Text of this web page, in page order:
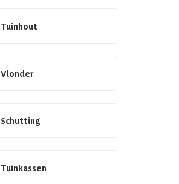
Tuinhout
Vlonder
Schutting
Tuinkassen